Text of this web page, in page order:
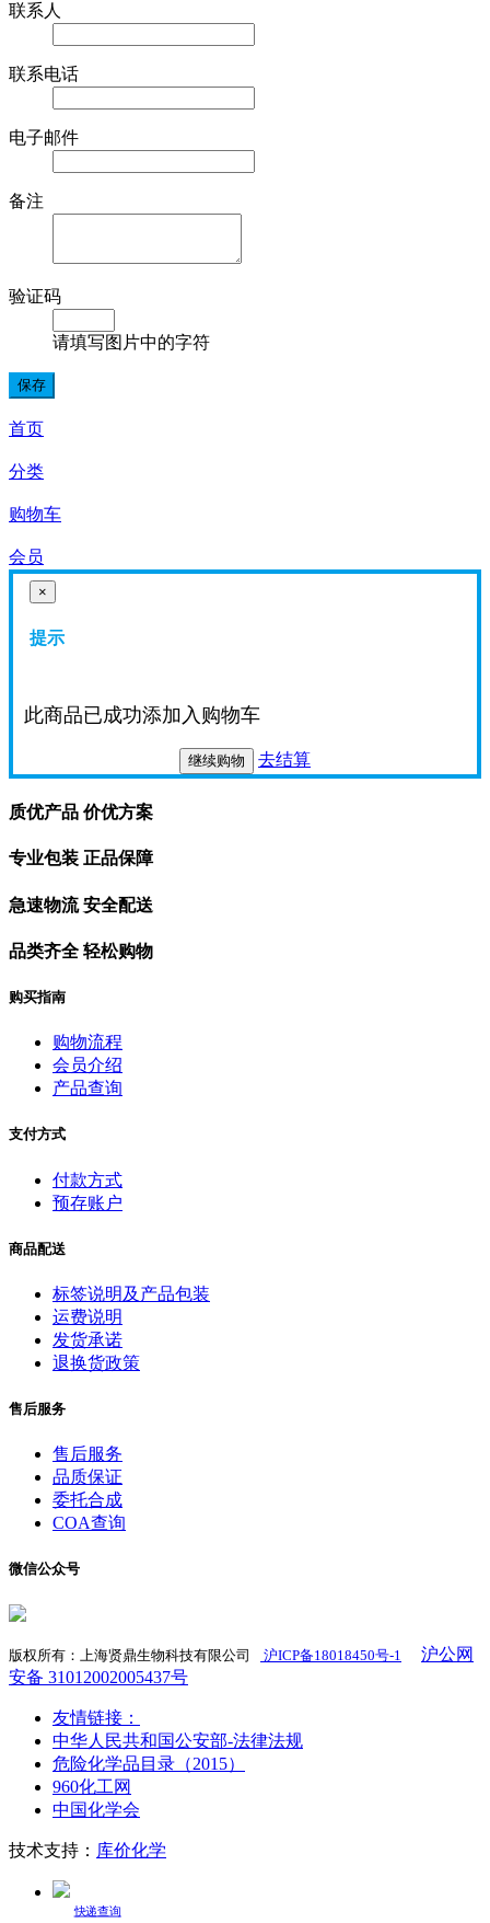
联系人
联系电话
电子邮件
备注
验证码
请填写图片中的字符
首页
分类
购物车
会员
×
提示
此商品已成功添加入购物车
继续购物 去结算
质优产品 价优方案
专业包装 正品保障
急速物流 安全配送
品类齐全 轻松购物
购买指南
购物流程
会员介绍
产品查询
支付方式
付款方式
预存账户
商品配送
标签说明及产品包装
运费说明
发货承诺
退换货政策
售后服务
售后服务
品质保证
委托合成
COA查询
微信公众号
版权所有：上海贤鼎生物科技有限公司 沪ICP备18018450号-1
沪公网
安备 31012002005437号
友情链接：
中华人民共和国公安部-法律法规
危险化学品目录（2015）
960化工网
中国化学会
技术支持： 库价化学
快递查询